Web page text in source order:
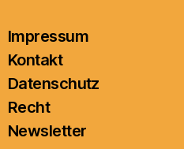
Impressum
Kontakt
Datenschutz
Recht
Newsletter